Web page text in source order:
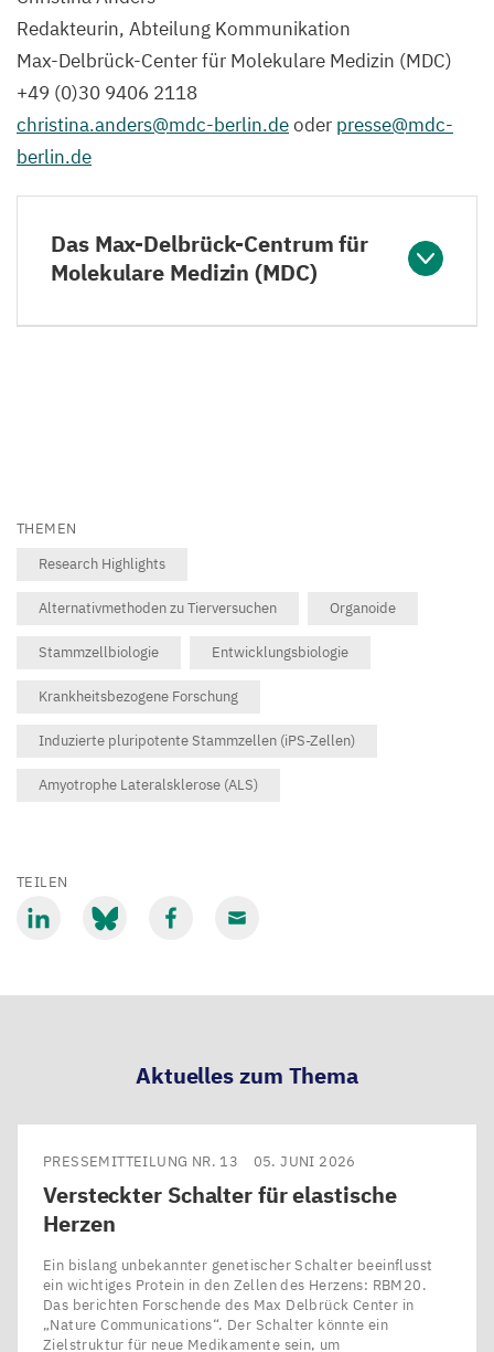
Redakteurin, Abteilung Kommunikation
Max-Delbrück-Center für Molekulare Medizin (MDC)
+49 (0)30 9406 2118
christina.​anders@​mdc-​berlin.​deoder presse@​mdc-​
berlin.​de
Das Max-Delbrück-Centrum für
Molekulare Medizin (MDC)
THEMEN
Research Highlights
Alternativmethoden zu Tierversuchen Organoide
Stammzellbiologie Entwicklungsbiologie
Krankheitsbezogene Forschung
Induzierte pluripotente Stammzellen (iPS-Zellen)
Amyotrophe Lateralsklerose (ALS)
TEILEN
Aktuelles zum Thema
PRESSEMITTEILUNG NR. 13 05. JUNI 2026
Versteckter Schalter für elastische
Herzen
Ein bislang unbekannter genetischer Schalter beeinflusst
ein wichtiges Protein in den Zellen des Herzens: RBM20.
Das berichten Forschende des Max Delbrück Center in ​
„Nature Communications“. Der Schalter könnte ein
Zielstruktur für neue Medikamente sein, um